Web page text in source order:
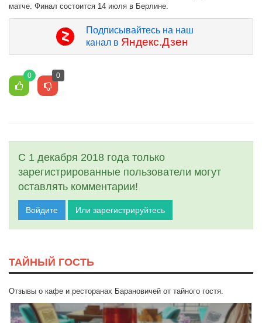
матче. Финал состоится 14 июля в Берлине.
Подписывайтесь на наш
канал в Яндекс.Дзен
0 0
С 1 декабря 2018 года только
зарегистрированные пользователи могут
оставлять комментарии!
Войдите Или зарегистрируйтесь
ТАЙНЫЙ ГОСТЬ
Отзывы о кафе и ресторанах Барановичей от тайного гостя.